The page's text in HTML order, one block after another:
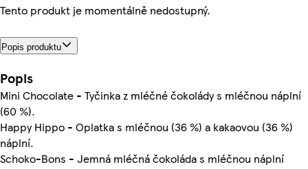
Tento produkt je momentálně nedostupný.
Popis produktu
Popis
Mini Chocolate - Tyčinka z mléčné čokolády s mléčnou náplní
(60 %).
Happy Hippo - Oplatka s mléčnou (36 %) a kakaovou (36 %)
náplní.
Schoko-Bons - Jemná mléčná čokoláda s mléčnou náplní